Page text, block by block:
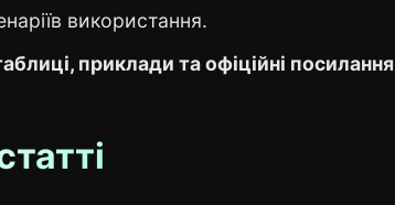
використання.
приклади та офіційні посилання